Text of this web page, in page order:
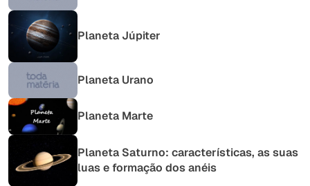
Planeta Júpiter
Planeta Urano
Planeta Marte
Planeta Saturno: características, as suas
luas e formação dos anéis